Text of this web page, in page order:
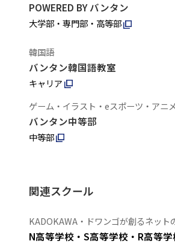
POWERED BY バンタン
大学部・専門部・高等部
韓国語
バンタン韓国語教室
キャリア
ゲーム・イラスト・eスポーツ・アニ
バンタン中等部
中等部
関連スクール
KADOKAWA・ドワンゴが創るネット
N高等学校・S高等学校・R高等学